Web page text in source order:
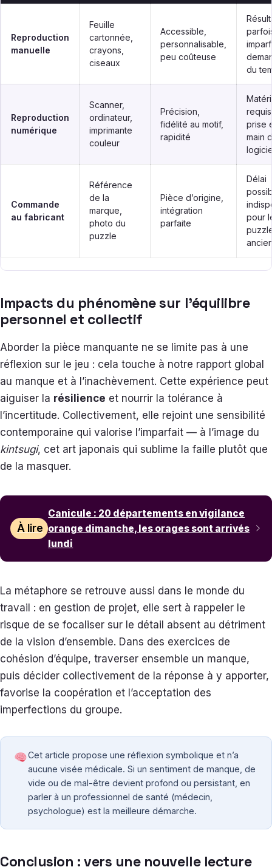
Reproduction
manuelle
Feuille
cartonnée,
crayons,
ciseaux
Accessible,
personnalisable,
peu coûteuse
du
Reproduction
numérique
Scanner,
ordinateur,
imprimante
couleur
Précision,
fidélité au motif,
rapidité
prise
main
Commande
au fabricant
Référence
de la
marque,
photo du
puzzle
Pièce d’origine,
intégration
parfaite
Délai
pour
Impacts du phénomène sur l’équilibre
personnel et collectif
Aborder la pièce manquante ne se limite pas à une
réflexion sur le jeu : cela touche à notre rapport global
au manque et à l’inachèvement. Cette expérience peut
aiguiser la résilience et nourrir la tolérance à
l’incertitude. Collectivement, elle rejoint une sensibilité
contemporaine qui valorise l’imparfait — à l’image du
kintsugi, cet art japonais qui sublime la faille plutôt que
de la masquer.
À lire
Canicule : 20 départements en vigilance
orange dimanche, les orages sont arrivés
lundi
La métaphore se retrouve aussi dans le monde du
travail : en gestion de projet, elle sert à rappeler le
risque de se focaliser sur le détail absent au détriment
de la vision d’ensemble. Dans des exercices de
cohésion d’équipe, traverser ensemble un manque,
puis décider collectivement de la réponse à y apporter,
favorise la coopération et l’acceptation des
imperfections du groupe.
Cet article propose une réflexion symbolique et n’a
aucune visée médicale. Si un sentiment de manque, de
vide ou de mal-être devient profond ou persistant, en
parler à un professionnel de santé (médecin,
psychologue) est la meilleure démarche.
Conclusion : vers une nouvelle lecture